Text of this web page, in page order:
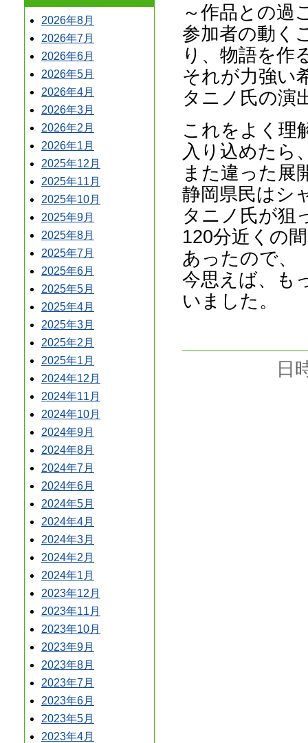
2026年8月
2026年7月
2026年6月
2026年5月
2026年4月
2026年3月
2026年2月
2026年1月
2025年12月
2025年11月
2025年10月
2025年9月
2025年8月
2025年7月
2025年6月
2025年5月
2025年4月
2025年3月
2025年2月
2025年1月
2024年12月
2024年11月
2024年10月
2024年9月
2024年8月
2024年7月
2024年6月
2024年5月
2024年4月
2024年3月
2024年2月
2024年1月
2023年12月
2023年11月
2023年10月
2023年9月
2023年8月
2023年7月
2023年6月
2023年5月
2023年4月
～作品との過
参加者の動く
り、物語を作
それが力強い
タニノ氏の演
これをよく理
入り込めたら
また違った展
静岡県民はシ
タニノ氏が狙
120分近くの
あったので、
今思えば、も
いました。
日